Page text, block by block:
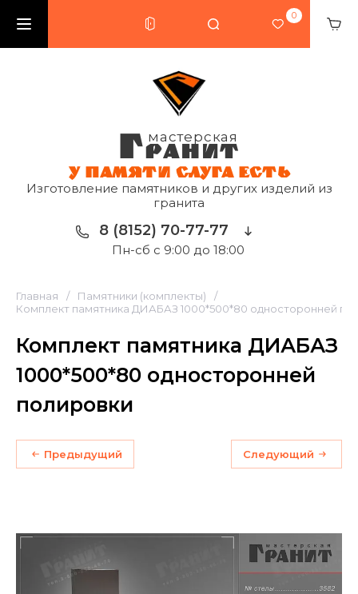
0
мастерская
ГРАНИТ
У ПАМЯТИ СЛУГА ЕСТЬ
Изготовление памятников и других изделий из
гранита
8 (8152) 70-77-77
Пн-сб с 9:00 до 18:00
Главная / Памятники (комплекты)
/
Комплект памятника ДИАБАЗ 1000*500*80 односторонней
Комплект памятника ДИАБАЗ
1000*500*80 односторонней
полировки
Предыдущий Следующий